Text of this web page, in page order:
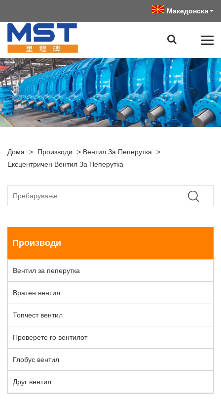
Македонски
Дома > Производи > Вентил За Пеперутка
>
Ексцентричен Вентил За Пеперутка
Производи
Вентил за пеперутка
Вратен вентил
Топчест вентил
Проверете го вентилот
Глобус вентил
Друг вентил